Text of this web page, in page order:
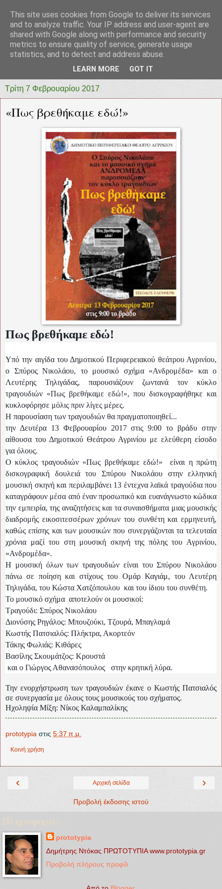
prototypia
"ΠΡΩΤΟΤΥΠΙΑ" * ΑΝΕΞΑΡΤΗΤΗ-ΗΛΕΚΤΡΟΝΙΚΗ-
Τρίτη 7 Φεβρουαρίου 2017
«Πως βρεθήκαμε εδώ!»
Πως βρεθήκαμε εδώ!
Υπό την αιγίδα του Δημοτικού Περιφερειακού θεάτρου Αγρινίου,
ο Σπύρος Νικολάου, το μουσικό σχήμα «Ανδρομέδα» και ο
Λευτέρης Τηλιγάδας, παρουσιάζουν ζωντανά τον κύκλο
τραγουδιών «Πως βρεθήκαμε εδώ!», που δισκογραφήθηκε και
κυκλοφόρησε μόλις πριν λίγες μέρες.
Η παρουσίαση των τραγουδιών θα πραγματοποιηθεί...
την Δευτέρα 13 Φεβρουαρίου 2017 στις 9:00 το βράδυ στην
αίθουσα του Δημοτικού Θεάτρου Αγρινίου με ελεύθερη είσοδο
για όλους.
Ο κύκλος τραγουδιών «Πως βρεθήκαμε εδώ!» είναι η πρώτη
δισκογραφική δουλειά του Σπύρου Νικολάου στην ελληνική
μουσική σκηνή και περιλαμβάνει 13 έντεχνα λαϊκά τραγούδια που
καταγράφουν μέσα από έναν προσωπικό και ευανάγνωστο κώδικα
την εμπειρία, της αναζητήσεις και τα συναισθήματα μιας μουσικής
διαδρομής εικοσιτεσσέρων χρόνων του συνθέτη και ερμηνευτή,
καθώς επίσης και των μουσικών που συνεργάζονται τα τελευταία
χρόνια μαζί του στη μουσική σκηνή της πόλης του Αγρινίου,
«Ανδρομέδα».
Η μουσική όλων των τραγουδιών είναι του Σπύρου Νικολάου
πάνω σε ποίηση και στίχους του Ομάρ Καγιάμ, του Λευτέρη
Τηλιγάδα, του Κώστα Χατζόπουλου και του ίδιου του συνθέτη.
Το μουσικό σχήμα αποτελούν οι μουσικοί:
Τραγούδι: Σπύρος Νικολάου
Διονύσης Ρηγάλος: Μπουζούκι, Τζουρά, Μπαγλαμά
Κωστής Πατσιαλός: Πλήκτρα, Ακορτεόν
Τάκης Φωλιάς: Κιθάρες
Βασίλης Σκουμάτζος: Κρουστά
και ο Γιώργος Αθανασόπουλος στην κρητική λύρα.
Την ενορχήστρωση των τραγουδιών έκανε ο Κωστής Πατσιαλός
σε συνεργασία με όλους τους μουσικούς του σχήματος.
Ηχοληψία Μίξη: Νίκος Καλαμπαλίκης
prototypia στις 5:37 π.μ.
Κοινή χρήση
‹ ›
Αρχική σελίδα
Προβολή έκδοσης ιστού
Πληροφορίες
prototypia
Δημήτρης Ντόκας ΠΡΩΤΟΤΥΠΙΑ www.prototypia.gr
Προβολή πλήρους προφίλ
This site uses cookies from Google to deliver its services
and to analyze traffic. Your IP address and user-agent are
shared with Google along with performance and security
metrics to ensure quality of service, generate usage
statistics, and to detect and address abuse.
LEARN MORE GOT IT